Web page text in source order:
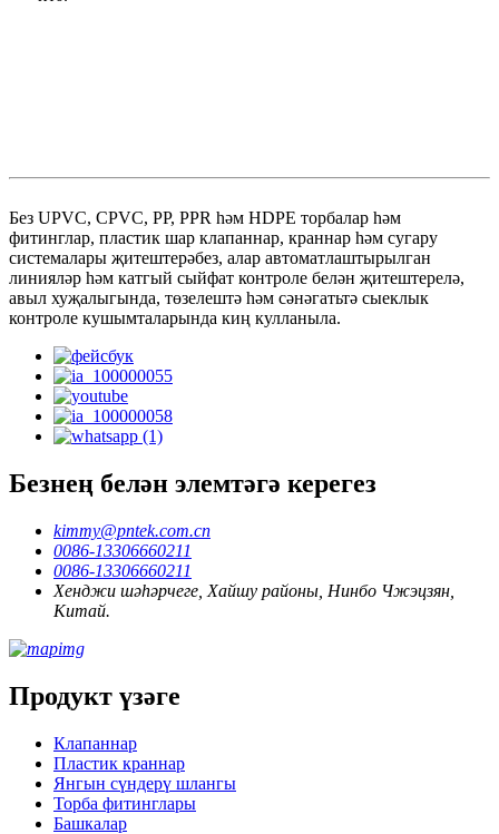
Без UPVC, CPVC, PP, PPR һәм HDPE торбалар һәм
фитинглар, пластик шар клапаннар, краннар һәм сугару
системалары җитештерәбез, алар автоматлаштырылган
линияләр һәм катгый сыйфат контроле белән җитештерелә,
авыл хуҗалыгында, төзелештә һәм сәнәгатьтә сыеклык
контроле кушымталарында киң кулланыла.
Безнең белән элемтәгә керегез
kimmy@pntek.com.cn
0086-13306660211
0086-13306660211
Хенджи шәһәрчеге, Хайшу районы, Нинбо Чжэцзян,
Китай.
Продукт үзәге
Клапаннар
Пластик краннар
Янгын сүндерү шлангы
Торба фитинглары
Башкалар